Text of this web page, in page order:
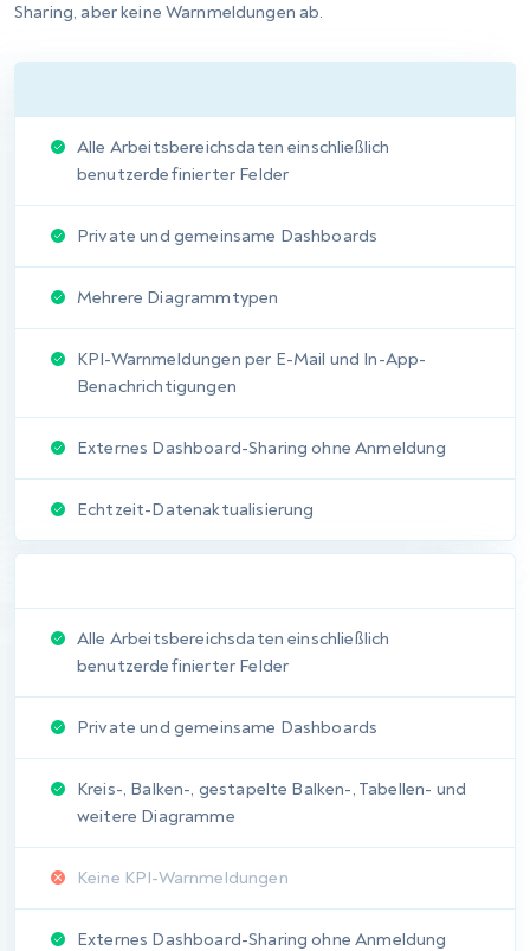
Anforderungsmanagement
Integriertes Issues-Modul
Meilensteine und Aufgaben-Board
Projektbezogene Anpassung des Issue-
Lebenszyklus
Durchgängige Rückverfolgbarkeit
Urteil:Gleichstand. Beide
Plattformen decken den
Produktlebenszyklus nativ
ab, wobei PractiTest einen
kleinen Vorsprung bei der
Defekt-Workflow-
Flexibilität hat.